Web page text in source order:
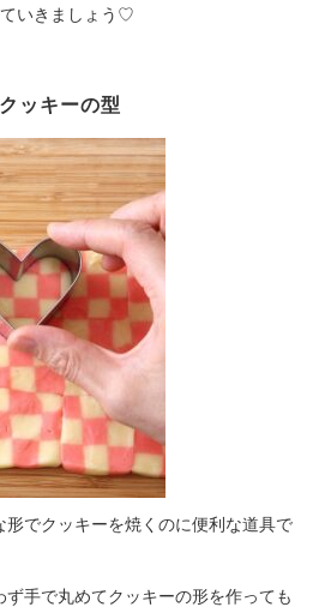
いきましょう♡
ッキーの型
形でクッキーを焼くのに便利な道具で
手で丸めてクッキーの形を作っても